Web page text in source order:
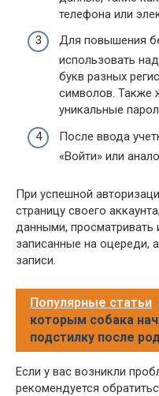
телефона или
Для повышения
использовать
букв разных
символов. Также
уникальные
После ввода
«Войти» или
При успешной
страницу своего
данными, просматривать
записанные на оцереди,
записи.
Популярные статьи
которым собака
подстилку после
Если у вас возникли
рекомендуется